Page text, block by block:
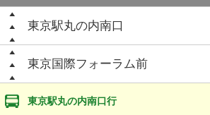
東京駅丸の内南口
東京国際フォーラム前
東京駅丸の内南口行